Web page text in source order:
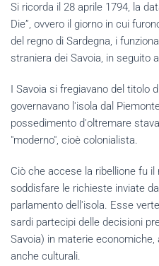
Si ricorda il 28 aprile 1794, la
Die”, ovvero il giorno in cui
del regno di Sardegna, i
straniera dei Savoia, in seguito
I Savoia si fregiavano del titolo
governavano l'isola dal
possedimento d'oltremare
"moderno", cioè colonialista.
Ciò che accese la ribellione fu
soddisfare le richieste inviate
parlamento dell'isola. Esse
sardi partecipi delle decisioni
Savoia) in materie
anche culturali.